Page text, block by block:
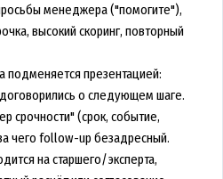
менеджера ("помогите"),
высокий скоринг, повторный
подменяется презентацией:
о следующем шаге.
срочности" (срок, событие,
чего follow-up безадресный.
на старшего/эксперта,